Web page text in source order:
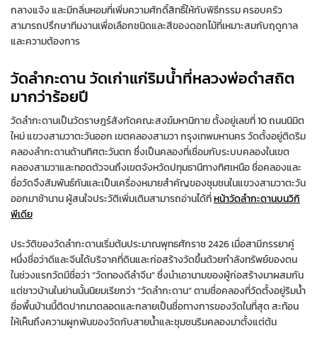
กลางแจ้ง และมีกลิ่นหอมที่เพิ่มความศักดิ์สิทธิ์ให้กับพิธีกรรม ครอบครัว
สามารถปรึกษาทีมงานเพื่อเลือกชนิดและสีของดอกไม้ที่เหมาะสมกับฤดูกาล
และความต้องการ
วัดลำกะดาน วัดเก่าแก่ริมน้ำที่หลวงพ่อดำสถิต
มากว่าร้อยปี
วัดลำกะดานเป็นวัดราษฎร์สังกัดคณะสงฆ์มหานิกาย ตั้งอยู่เลขที่ 10 ถนนนิมิต
ใหม่ แขวงสามวาตะวันออก เขตคลองสามวา กรุงเทพมหานคร วัดตั้งอยู่ติดริม
คลองลำกะดานด้านทิศตะวันตก ซึ่งเป็นคลองที่เชื่อมกับระบบคลองในเขต
คลองสามวาและทอดตัวจนถึงเขตจังหวัดปทุมธานีทางทิศเหนือ ชื่อคลองและ
ชื่อวัดจึงสัมพันธ์กันและเป็นเครื่องหมายสำคัญของชุมชนในแขวงสามวาตะวัน
ออกมาช้านาน ผู้สนใจประวัติเพิ่มเติมสามารถอ่านได้ที่หน้าวัดลำกะดานบนวิกิ
พีเดีย
ประวัติของวัดลำกะดานเริ่มต้นประมาณพุทธศักราช 2426 เมื่อสามีภรรยาคู่
หนึ่งชื่อว่าดีและจีนได้บริจาคที่ดินและก่อสร้างวัดขึ้นด้วยกำลังทรัพย์ของตน
ในช่วงแรกวัดมีชื่อว่า “วัดทองดีลำจีน” ซึ่งนำเอานามของผู้ก่อสร้างมาผสมกัน
แต่ชาวบ้านในย่านนั้นนิยมเรียกว่า “วัดลำกะดาน” ตามชื่อคลองที่วัดตั้งอยู่ริมน้ำ
ชื่อพื้นบ้านนี้ติดปากมาตลอดและกลายเป็นชื่อทางการของวัดในที่สุด สะท้อน
ให้เห็นถึงความผูกพันของวัดกับสายน้ำและชุมชนริมคลองมาตั้งแต่ต้น